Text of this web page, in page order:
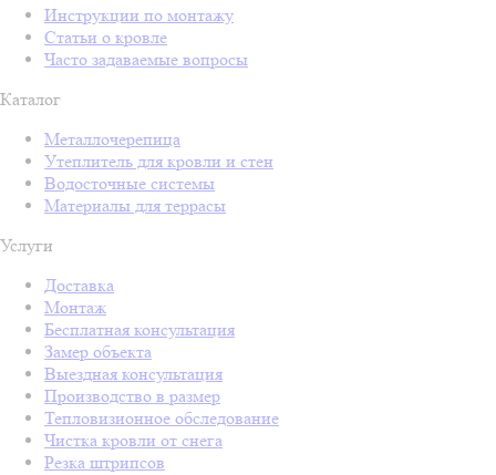
Инструкции по монтажу
Статьи о кровле
Часто задаваемые вопросы
Каталог
Металлочерепица
Утеплитель для кровли и стен
Водосточные системы
Материалы для террасы
Услуги
Доставка
Монтаж
Бесплатная консультация
Замер объекта
Выездная консультация
Производство в размер
Тепловизионное обследование
Чистка кровли от снега
Резка штрипсов